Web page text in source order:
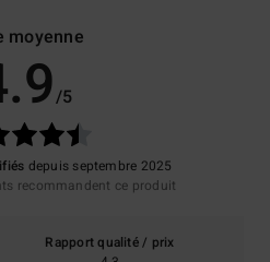
moyenne
/5
depuis septembre 2025
recommandent ce produit
Rapport qualité / prix